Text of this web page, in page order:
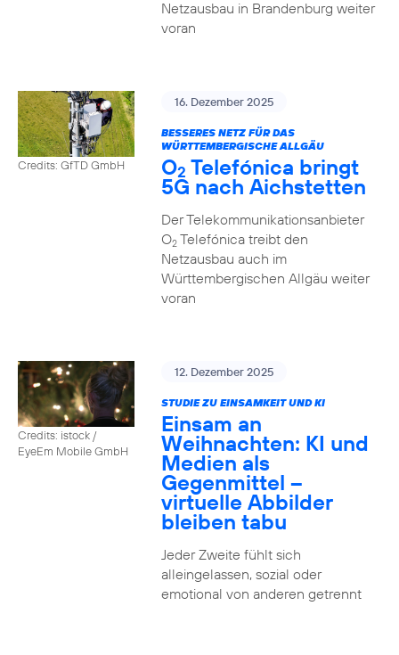
Netzausbau in Brandenburg weiter
voran
Credits: GfTD GmbH
16. Dezember 2025
BESSERES NETZ FÜR DAS
WÜRTTEMBERGISCHE ALLGÄU
O2 Telefónica bringt
5G nach Aichstetten
Der Telekommunikationsanbieter
O2Telefónica treibt den
Netzausbau auch im
Württembergischen Allgäu weiter
voran
Credits: istock /
EyeEm Mobile GmbH
12. Dezember 2025
STUDIE ZU EINSAMKEIT UND KI
Einsam an
Weihnachten: KI und
Medien als
Gegenmittel –
virtuelle Abbilder
bleiben tabu
Jeder Zweite fühlt sich
alleingelassen, sozial oder
emotional von anderen getrennt